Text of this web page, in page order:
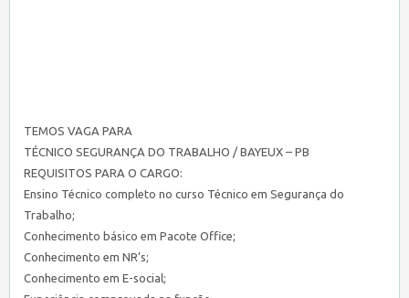
TEMOS VAGA PARA
TÉCNICO SEGURANÇA DO TRABALHO / BAYEUX – PB
REQUISITOS PARA O CARGO:
Ensino Técnico completo no curso Técnico em Segurança do
Trabalho;
Conhecimento básico em Pacote Office;
Conhecimento em NR’s;
Conhecimento em E-social;